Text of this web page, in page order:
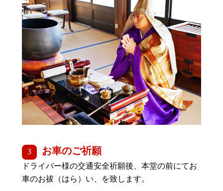
お車のご祈願
ドライバー様の交通安全祈願後、本堂の前にてお
車のお祓（はら）い、を致します。